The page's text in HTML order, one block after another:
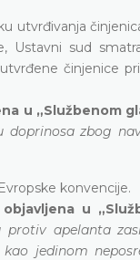
utvrđivanja
Ustavni sud
činjenice
u „Službenom
zbog
konvencije.
u
protiv apelanta
jedinom